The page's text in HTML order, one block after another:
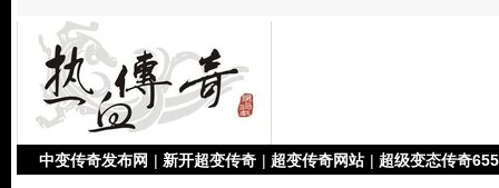
中变传奇发布网 | 新开超变传奇 | 超变传奇网站 | 超级变态传奇